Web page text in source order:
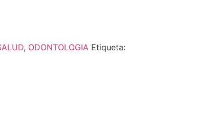
, ODONTOLOGIA Etiqueta: